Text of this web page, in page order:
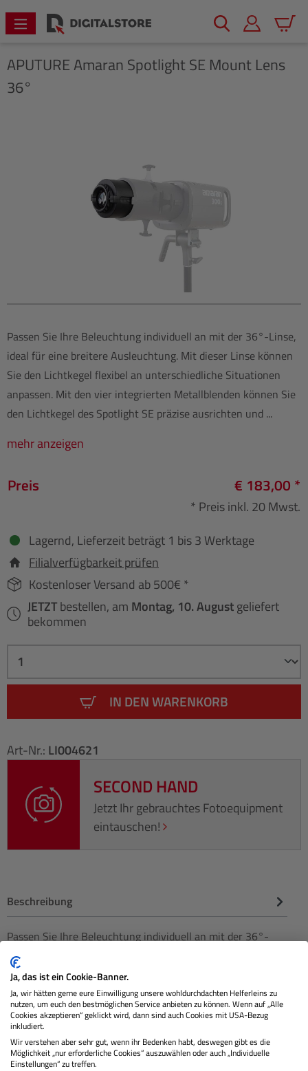
springen
APUTUREAmaran Spotlight SE Mount Lens
36°
Passen Sie Ihre Beleuchtung individuell an mit der 36°-Linse,
ideal für eine breitere Ausleuchtung. Mit dieser Linse können
Sie den Lichtkegel flexibel an unterschiedliche Situationen
anpassen. Mit den vier integrierten Metallblenden können Sie
den Lichtkegel des Spotlight SE präzise ausrichten und ...
mehr anzeigen
Preis € 183,00 *
* Preis inkl. 20 Mwst.
Lagernd, Lieferzeit beträgt 1 bis 3 Werktage
Filialverfügbarkeit prüfen
Kostenloser Versand ab 500€ *
JETZTbestellen, am Montag, 10. Augustgeliefert
bekommen
IN DEN WARENKORB
Art-Nr.: LI004621
SECOND HAND
Jetzt Ihr gebrauchtes Fotoequipment
eintauschen!
Beschreibung
Passen Sie Ihre Beleuchtung individuell an mit der 36°-
Linse, ideal für eine breitere Ausleuchtung. Mit dieser Linse
können…
Technische Daten
Herstellerinformationen
Bewertungen
Ja, das ist ein Cookie-Banner.
Ja, wir hätten gerne eure Einwilligung unsere wohldurchdachten Helferleins zu
nutzen, um euch den bestmöglichen Service anbieten zu können. Wenn auf „Alle
Cookies akzeptieren“ geklickt wird, dann sind auch Cookies mit USA-Bezug
inkludiert.
Wir verstehen aber sehr gut, wenn ihr Bedenken habt, deswegen gibt es die
Möglichkeit „nur erforderliche Cookies“ auszuwählen oder auch „Individuelle
Einstellungen“ zu treffen.